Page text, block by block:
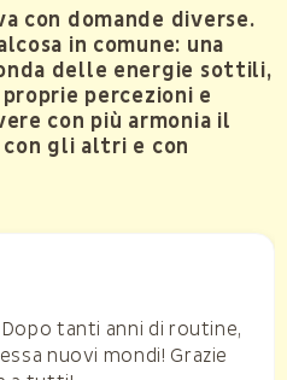
con domande diverse.
in comune: una
delle energie sottili,
percezioni e
con più armonia il
gli altri e con
tanti anni di routine,
nuovi mondi! Grazie